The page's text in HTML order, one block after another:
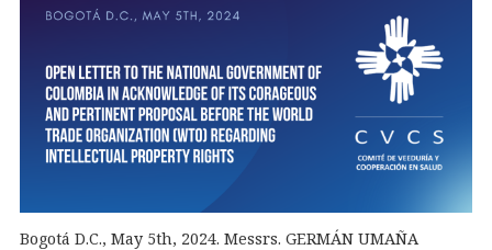
Bogotá D.C., May 5th, 2024. Messrs. GERMÁN UMAÑA